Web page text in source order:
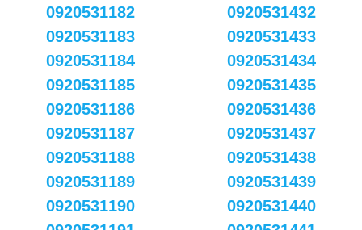
0920531182
0920531183
0920531184
0920531185
0920531186
0920531187
0920531188
0920531189
0920531190
0920531432
0920531433
0920531434
0920531435
0920531436
0920531437
0920531438
0920531439
0920531440